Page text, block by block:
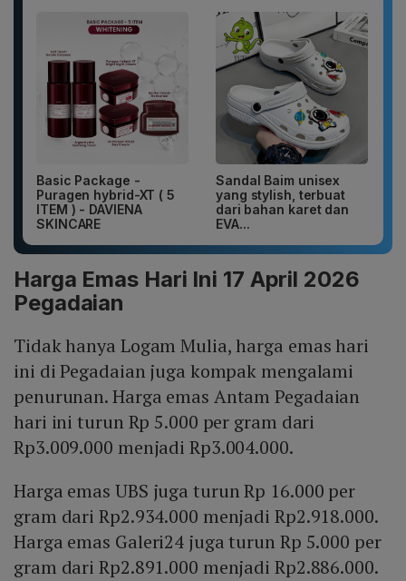
Basic Package -
Puragen hybrid-XT ( 5
ITEM ) - DAVIENA
SKINCARE
Sandal Baim unisex
yang stylish, terbuat
dari bahan karet dan
EVA...
Harga Emas Hari Ini 17 April 2026
Pegadaian
Tidak hanya Logam Mulia, harga emas hari
ini di Pegadaian juga kompak mengalami
penurunan. Harga emas Antam Pegadaian
hari ini turun Rp 5.000 per gram dari
Rp3.009.000 menjadi Rp3.004.000.
Harga emas UBS juga turun Rp 16.000 per
gram dari Rp2.934.000 menjadi Rp2.918.000.
Harga emas Galeri24 juga turun Rp 5.000 per
gram dari Rp2.891.000 menjadi Rp2.886.000.